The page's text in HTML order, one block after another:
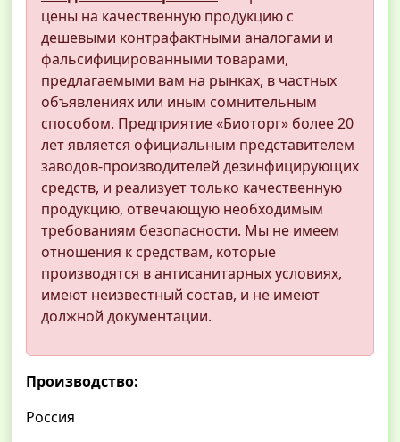
цены на качественную продукцию с
дешевыми контрафактными аналогами и
фальсифицированными товарами,
предлагаемыми вам на рынках, в частных
объявлениях или иным сомнительным
способом. Предприятие «Биоторг» более 20
лет является официальным представителем
заводов-производителей дезинфицирующих
средств, и реализует только качественную
продукцию, отвечающую необходимым
требованиям безопасности. Мы не имеем
отношения к средствам, которые
производятся в антисанитарных условиях,
имеют неизвестный состав, и не имеют
должной документации.
Производство:
Россия